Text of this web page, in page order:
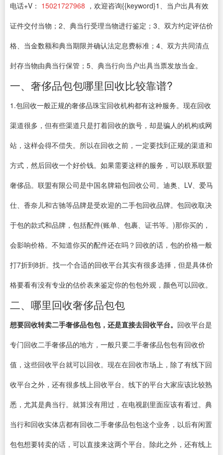
电话+V： 15021727968 ，欢迎咨询{{keyword}1、当户出具有效
证件交付当物；2、典当行受理当物进行鉴定；3、双方约定评估价
格、当金数额和典当期限并确认法定息费标准；4、双方共同清点
封存当物由典当行保管；5、典当行向当户出具当票发放当金。
一、奢侈品包包哪里回收比较靠谱?
1.包回收一般正规的奢侈品珠宝回收机构都有这种服务。现在回收
渠道很多，但有些渠道只是打着回收的旗号，却是骗人的机构或网
站，这样会得不偿失。所以在回收之前，一定要找到正规的渠道和
方式，然后回收一个好价钱。如果需要这样的服务，可以联系联盟
奢侈品。联盟有限公司是中国名牌箱包回收公司。迪奥、LV、爱马
仕、香奈儿和古驰等品牌是受欢迎的二手包回收品牌。包回收取决
于包的款式和品牌，包括配件(账单、包裹、证书等。)那你买的，
会影响价格。不知道你买的配件还在吗？回收的话，包的价格一般
打7折到8折。找一个合适的回收平台其实有很多选择，但是具体价
格要看有没有专业的估价表来鉴定你的包包外观，颜色可以回收。
二、哪里回收奢侈品包包
想要回收转卖二手奢侈品包包，还是直接去回收平台。 回收平台是
专门回收二手奢侈品的地方，一般只要二手奢侈品包包有回收价
值，这些回收平台就可以回收。现在在回收市场上，除了有线下回
收平台之外，还有很多线上回收平台。线下的平台大家应该比较熟
悉，尤其是典当行。就算没有用过，在电视剧里面应该有看过。典
当行和回收实体店都有回收二手奢侈品包包这个业务，以后有闲置
包包想要转卖的话，可以直接来这两个平台。除此之外，还有线上